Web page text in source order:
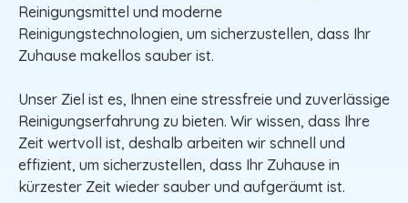
Reinigungsmittel und moderne
Reinigungstechnologien, um sicherzustellen, dass Ihr
Zuhause makellos sauber ist.
Unser Ziel ist es, Ihnen eine stressfreie und zuverlässige
Reinigungserfahrung zu bieten. Wir wissen, dass Ihre
Zeit wertvoll ist, deshalb arbeiten wir schnell und
effizient, um sicherzustellen, dass Ihr Zuhause in
kürzester Zeit wieder sauber und aufgeräumt ist.